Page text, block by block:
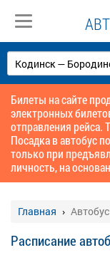
Билеты на сайте
электронных
отправления рейса.
Посадка в автобус
только при
личность, на
Главная
Расписание